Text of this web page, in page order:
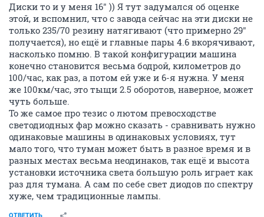
Диски то и у меня 16" )) Я тут задумался об оценке
этой, и вспомнил, что с завода сейчас на эти диски не
только 235/70 резину натягивают (что примерно 29"
получается), но ещё и главные пары 4.6 вкорячивают,
насколько помню. В такой конфигурации машина
конечно становится весьма бодрой, километров до
100/час, как раз, а потом ей уже и 6-я нужна. У меня
же 100км/час, это тыщи 2.5 оборотов, наверное, может
чуть больше.
То же самое про тезис о лютом превосходстве
светодиодных фар можно сказать - сравнивать нужно
одинаковые машины в одинаковых условиях, тут
мало того, что туман может быть в разное время и в
разных местах весьма неодинаков, так ещё и высота
установки источника света большую роль играет как
раз для тумана. А сам по себе свет диодов по спектру
хуже, чем традиционные лампы.